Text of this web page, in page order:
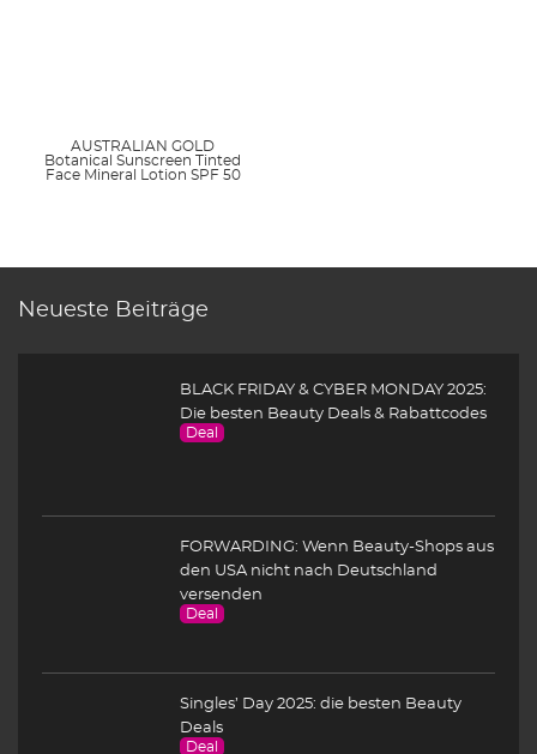
AUSTRALIAN GOLD
Botanical Sunscreen Tinted
Face Mineral Lotion SPF 50
Neueste Beiträge
BLACK FRIDAY & CYBER MONDAY 2025:
Die besten Beauty Deals & Rabattcodes
Deal
FORWARDING: Wenn Beauty-Shops aus
den USA nicht nach Deutschland
versenden
Deal
Singles’ Day 2025: die besten Beauty
Deals
Deal